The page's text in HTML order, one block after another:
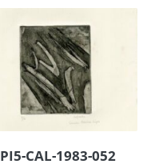
PI5-CAL-1983-052